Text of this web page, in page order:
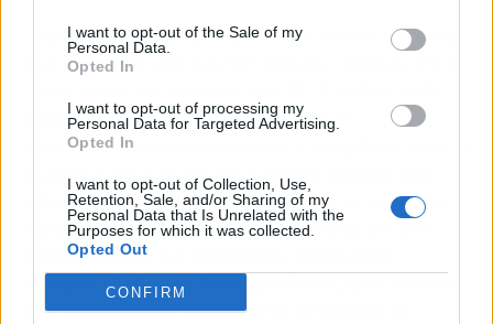
I want to opt-out of the Sale of my
Personal Data.
Opted In
I want to opt-out of processing my
Personal Data for Targeted Advertising.
Opted In
I want to opt-out of Collection, Use,
Retention, Sale, and/or Sharing of my
Personal Data that Is Unrelated with the
Purposes for which it was collected.
Opted Out
CONFIRM
La gran pregunta que queda en el aire es hasta
qué punto los influencers estarán dispuestos a
Softtek apunta a un futuro donde la
colaboración entre humanos y máquinas será la
norma, y eso nos obliga a replantearnos qué
valor añade un ser humano real a un anuncio
cuando un avatar puede hacer lo mismo por
menos dinero.
siempre, la tienen los seguidores, que son los
que deciden con cada like si prefieren la